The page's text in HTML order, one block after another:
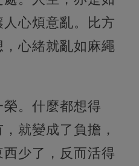
心煩意亂。比方
心緒就亂如麻繩
。什麼都想得
就變成了負擔，
少了，反而活得